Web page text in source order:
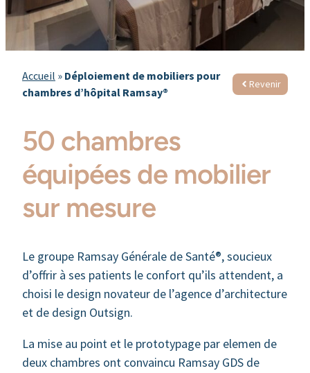
Accueil » Déploiement de mobiliers pour
chambres d’hôpital Ramsay®
Revenir
50 chambres
équipées de mobilier
sur mesure
Le groupe Ramsay Générale de Santé®, soucieux
d’offrir à ses patients le confort qu’ils attendent, a
choisi le design novateur de l’agence d’architecture
et de design Outsign.
La mise au point et le prototypage par elemen de
deux chambres ont convaincu Ramsay GDS de